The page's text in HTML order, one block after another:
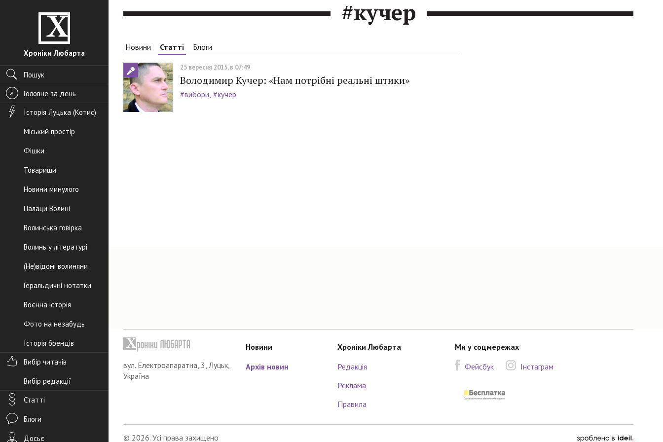
Хроніки Любарта
Пошук
Головне за день
Історія Луцька (Котис)
Міський простір
Фішки
Товарищи
Новини минулого
Палаци Волині
Волинська говірка
Волинь у літературі
(Не)відомі волиняни
Геральдичні нотатки
Воєнна історія
Фото на незабудь
Історія брендів
Вибір читачів
Вибір редакції
Статті
Блоги
Досьє
#кучер
Новини Статті Блоги
25 вересня 2015, в 07:49
Володимир Кучер: «Нам потрібні реальні штики»
#вибори #кучер
вул. Електроапаратна, 3, Луцьк,
Україна
Новини
Архів новин
Хроніки Любарта
Редакція
Реклама
Правила
Ми у соцмережах
Фейсбук
Інстаграм
© 2026. Усі права захищено зроблено